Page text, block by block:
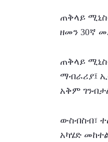
ጠቅላይ
ዘመን 30ኛ
ጠቅላይ
ማብራሪያ፤
አቅም
ውስብስብ፣
አካሄድ